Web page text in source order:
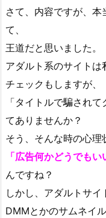
さて、内容ですが、
て、
王道だと思いました。
アダルト系のサイトは
チェックもしますが、
「タイトルで騙され
てありませんか？
そう、そんな時の心理
「広告何かどうでも
んですね？
しかし、アダルトサイ
DMMとかのサムネイル